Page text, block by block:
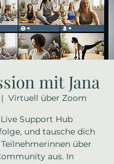
mit Jana
Virtuell über Zoom
Support Hub
und tausche dich
über
aus. In